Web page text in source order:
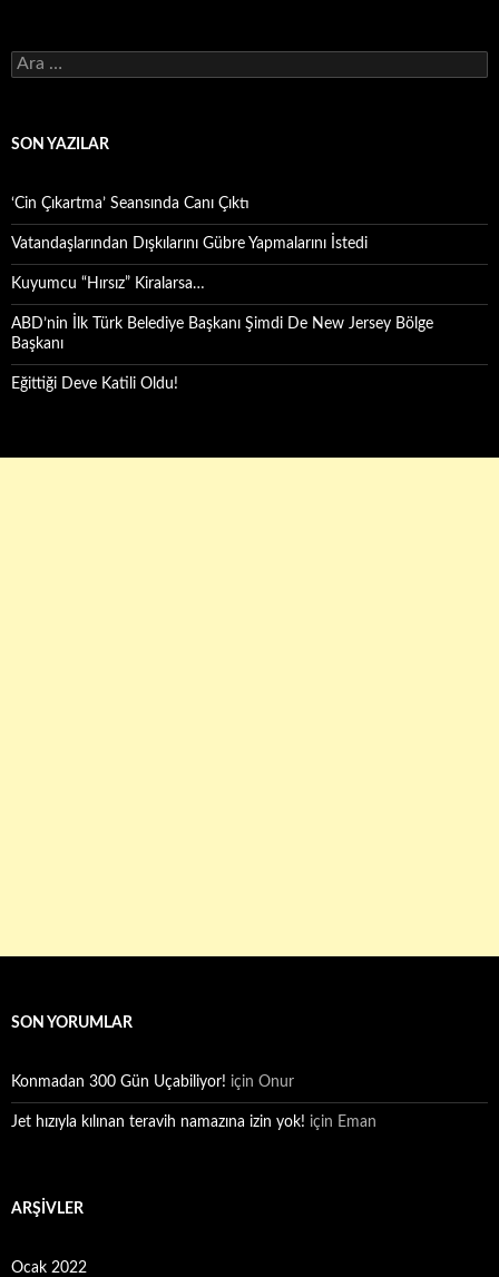
Arama:
SON YAZILAR
‘Cin Çıkartma’ Seansında Canı Çıktı
Vatandaşlarından Dışkılarını Gübre Yapmalarını İstedi
Kuyumcu “Hırsız” Kiralarsa…
ABD’nin İlk Türk Belediye Başkanı Şimdi De New Jersey Bölge
Başkanı
Eğittiği Deve Katili Oldu!
SON YORUMLAR
Konmadan 300 Gün Uçabiliyor! için Onur
Jet hızıyla kılınan teravih namazına izin yok! için Eman
ARŞIVLER
Ocak 2022